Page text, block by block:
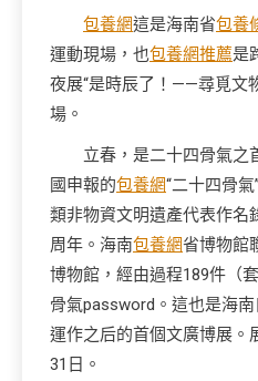
包養網這是海南省包養
運動現場，也包養網推薦是
夜展“是時辰了！——尋覓文
場。
立春，是二十四骨氣之
國申報的包養網“二十四骨
類非物資文明遺產代表作名
周年。海南包養網省博物館
博物館，經由過程189件（套
骨氣password。這也是海
運作之后的首個文廣博展。
31日。